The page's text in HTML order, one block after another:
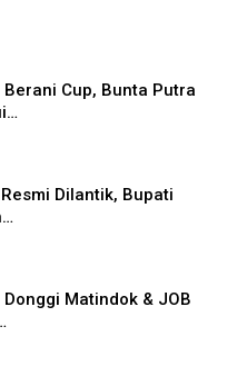
Cup, Bunta Putra
Dilantik, Bupati
Donggi Matindok & JOB